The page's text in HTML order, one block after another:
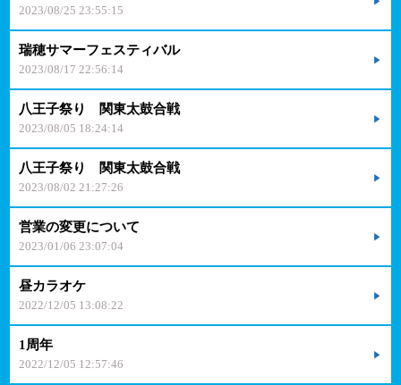
2023/08/25 23:55:15
瑞穂サマーフェスティバル
2023/08/17 22:56:14
八王子祭り 関東太鼓合戦
2023/08/05 18:24:14
八王子祭り 関東太鼓合戦
2023/08/02 21:27:26
営業の変更について
2023/01/06 23:07:04
昼カラオケ
2022/12/05 13:08:22
1周年
2022/12/05 12:57:46